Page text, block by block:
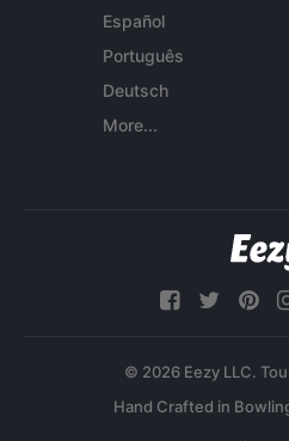
Español
Português
Deutsch
More...
© 2026 Eezy LLC.